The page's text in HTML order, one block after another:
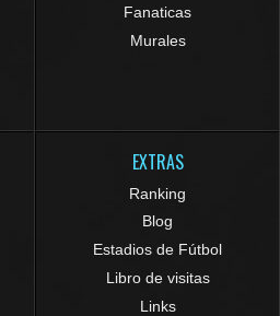
Fanaticas
Murales
EXTRAS
Ranking
Blog
Estadios de Fútbol
Libro de visitas
Links